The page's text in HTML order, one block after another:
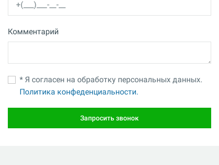
Комментарий
* Я согласен на обработку персональных данных.
Политика конфеденциальности.
Запросить звонок